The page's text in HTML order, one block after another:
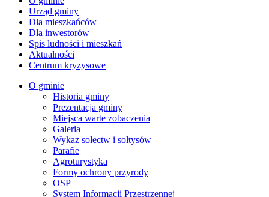
Urząd gminy
Dla mieszkańców
Dla inwestorów
Spis ludności i mieszkań
Aktualności
Centrum kryzysowe
O gminie
Historia gminy
Prezentacja gminy
Miejsca warte zobaczenia
Galeria
Wykaz sołectw i sołtysów
Parafie
Agroturystyka
Formy ochrony przyrody
OSP
System Informacji Przestrzennej